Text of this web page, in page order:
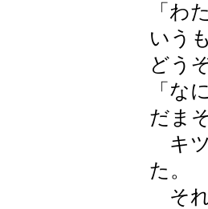
「わ
いう
どう
「な
だま
キツ
た。
それ